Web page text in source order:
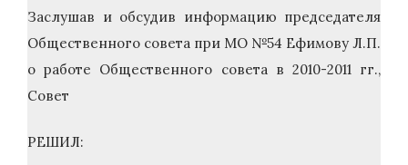
Заслушав и обсудив информацию председателя
Общественного совета при МО №54 Ефимову Л.П.
о работе Общественного совета в 2010-2011 гг.,
Совет
РЕШИЛ: